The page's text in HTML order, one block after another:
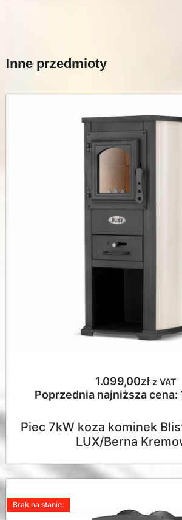
Inne przedmioty
1.099,00zł z VAT
Poprzednia najniższa cena:
Piec 7kW koza kominek
LUX/Berna
Brak na stanie: